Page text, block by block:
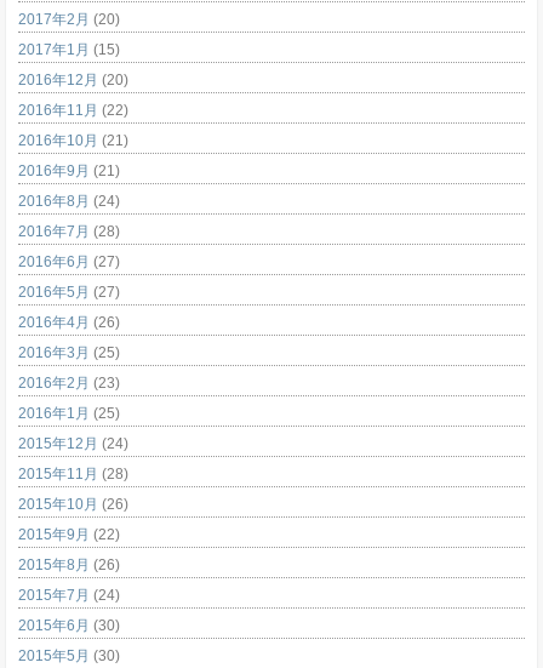
2017年2月 (20)
2017年1月 (15)
2016年12月 (20)
2016年11月 (22)
2016年10月 (21)
2016年9月 (21)
2016年8月 (24)
2016年7月 (28)
2016年6月 (27)
2016年5月 (27)
2016年4月 (26)
2016年3月 (25)
2016年2月 (23)
2016年1月 (25)
2015年12月 (24)
2015年11月 (28)
2015年10月 (26)
2015年9月 (22)
2015年8月 (26)
2015年7月 (24)
2015年6月 (30)
2015年5月 (30)